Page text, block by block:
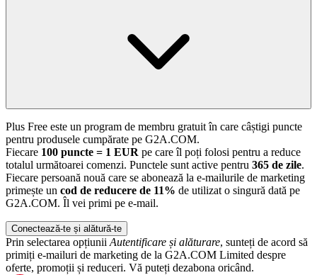
Plus Free este un program de membru gratuit în care câștigi puncte
pentru produsele cumpărate pe G2A.COM.
Fiecare 100 puncte = 1 EUR pe care îl poți folosi pentru a reduce
totalul următoarei comenzi. Punctele sunt active pentru 365 de zile.
Fiecare persoană nouă care se abonează la e-mailurile de marketing
primește un cod de reducere de 11% de utilizat o singură dată pe
G2A.COM. Îl vei primi pe e-mail.
Conectează-te și alătură-te
Prin selectarea opțiuniiAutentificare și alăturare, sunteți de acord să
primiți e-mailuri de marketing de la G2A.COM Limited despre
oferte, promoții și reduceri. Vă puteți dezabona oricând.